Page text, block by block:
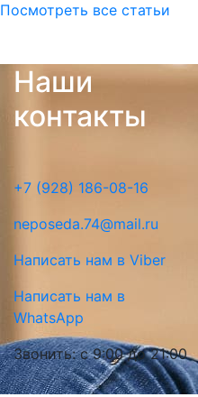
Посмотреть все статьи
Наши
контакты
+7 (928) 186-08-16
neposeda.74@mail.ru
Написать нам в Viber
Написать нам в
WhatsApp
Звонить: с 9:00 до 21:00